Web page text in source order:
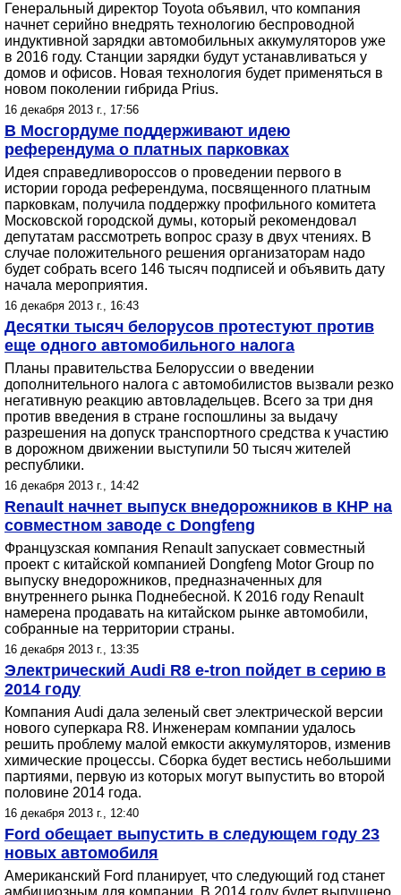
Генеральный директор Toyota объявил, что компания
начнет серийно внедрять технологию беспроводной
индуктивной зарядки автомобильных аккумуляторов уже
в 2016 году. Станции зарядки будут устанавливаться у
домов и офисов. Новая технология будет применяться в
новом поколении гибрида Prius.
16 декабря 2013 г., 17:56
В Мосгордуме поддерживают идею
референдума о платных парковках
Идея справедливороссов о проведении первого в
истории города референдума, посвященного платным
парковкам, получила поддержку профильного комитета
Московской городской думы, который рекомендовал
депутатам рассмотреть вопрос сразу в двух чтениях. В
случае положительного решения организаторам надо
будет собрать всего 146 тысяч подписей и объявить дату
начала мероприятия.
16 декабря 2013 г., 16:43
Десятки тысяч белорусов протестуют против
еще одного автомобильного налога
Планы правительства Белоруссии о введении
дополнительного налога с автомобилистов вызвали резко
негативную реакцию автовладельцев. Всего за три дня
против введения в стране госпошлины за выдачу
разрешения на допуск транспортного средства к участию
в дорожном движении выступили 50 тысяч жителей
республики.
16 декабря 2013 г., 14:42
Renault начнет выпуск внедорожников в КНР на
совместном заводе с Dongfeng
Французская компания Renault запускает совместный
проект с китайской компанией Dongfeng Motor Group по
выпуску внедорожников, предназначенных для
внутреннего рынка Поднебесной. К 2016 году Renault
намерена продавать на китайском рынке автомобили,
собранные на территории страны.
16 декабря 2013 г., 13:35
Электрический Audi R8 e-tron пойдет в серию в
2014 году
Компания Audi дала зеленый свет электрической версии
нового суперкара R8. Инженерам компании удалось
решить проблему малой емкости аккумуляторов, изменив
химические процессы. Сборка будет вестись небольшими
партиями, первую из которых могут выпустить во второй
половине 2014 года.
16 декабря 2013 г., 12:40
Ford обещает выпустить в следующем году 23
новых автомобиля
Американский Ford планирует, что следующий год станет
амбициозным для компании. В 2014 году будет выпущено